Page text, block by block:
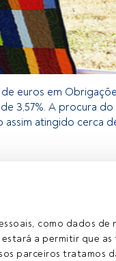
como dados de
a permitir que
parceiros tratamos
euros em
3,57%. A procura do
assim atingido cerca
da FundsPeople. Se já
que a